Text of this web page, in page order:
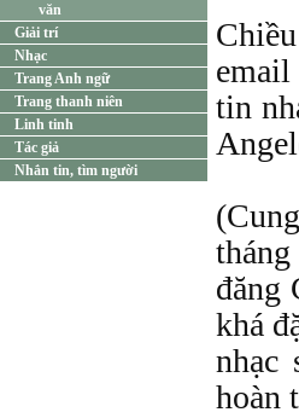
văn
Giải trí
Nhạc
Trang Anh ngữ
Trang thanh niên
Linh tinh
Tác giả
Nhắn tin, tìm người
tin
đăng
khá
nhạc
hoàn